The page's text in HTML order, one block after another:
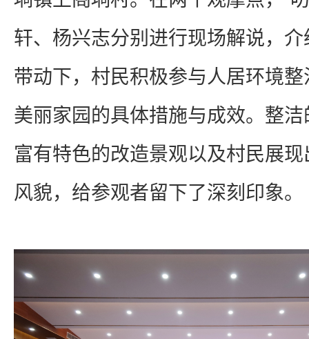
轩、杨兴志分别进行现场解说，介
带动下，村民积极参与人居环境
美丽家园的具体措施与成效。整
富有特色的改造景观以及村民展
风貌，给参观者留下了深刻印象。